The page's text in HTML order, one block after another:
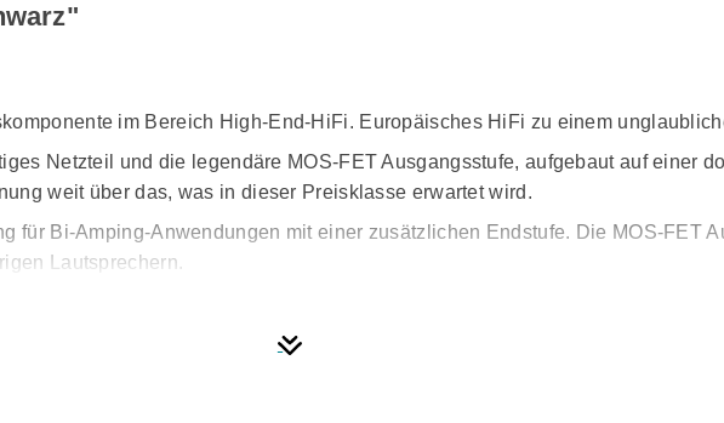
im Bereich High-End-HiFi. Europäisches HiFi zu einem
Netzteil und die legendäre MOS-FET Ausgangsstufe, aufgebaut auf einer
weit über das, was in dieser Preisklasse erwartet wird.
für Bi-Amping-Anwendungen mit einer zusätzlichen Endstufe. Die MOS-FET
Lautsprechern.